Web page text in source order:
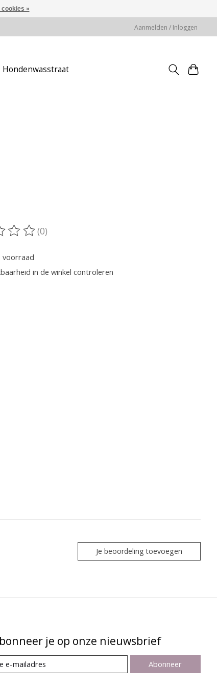
Aanmelden / Inloggen
Hondenwasstraat
van dit product is
(0)
voorraad
in de winkel controleren
Je beoordeling toevoegen
je op onze nieuwsbrief
Abonneer
cookies »